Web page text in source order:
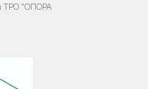
ТРО "ОПОРА